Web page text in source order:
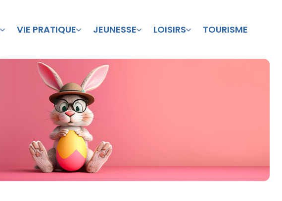
VIE PRATIQUE JEUNESSE LOISIRS TOURISME